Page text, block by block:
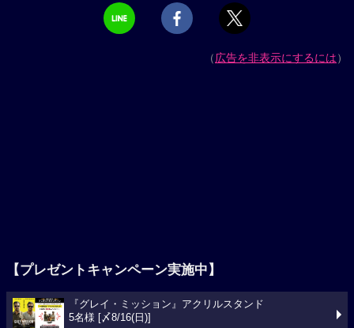
（広告を非表示にするには）
【プレゼントキャンペーン実施中】
『グレイ・ミッション』アクリルスタンド
5名様 [〆8/16(日)]